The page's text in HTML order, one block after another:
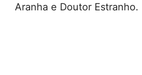
Aranha e Doutor Estranho.